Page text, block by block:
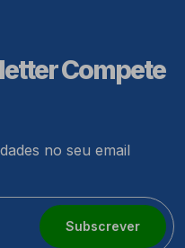
Compete
no seu email
Subscrever